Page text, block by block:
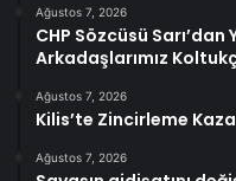
Ağustos 7, 2026
CHP Sözcüsü
Arkadaşlarımız
Ağustos 7, 2026
Kilis’te Zincirleme
Ağustos 7, 2026